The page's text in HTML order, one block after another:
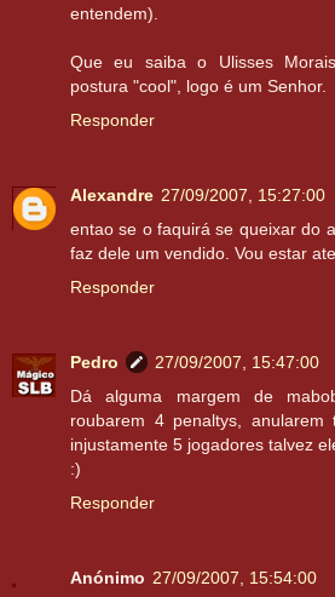
entendem).
Que eu saiba o Ulisses
postura "cool", logo é um Senhor.
Responder
Alexandre 27/09/2007, 15:27:00
entao se o faquirá se queixar do
faz dele um vendido. Vou estar
Responder
Pedro
27/09/2007, 15:47:00
Dá alguma margem de
roubarem 4 penaltys, anularem
injustamente 5 jogadores talvez
:)
Responder
Anónimo 27/09/2007, 15:54:00